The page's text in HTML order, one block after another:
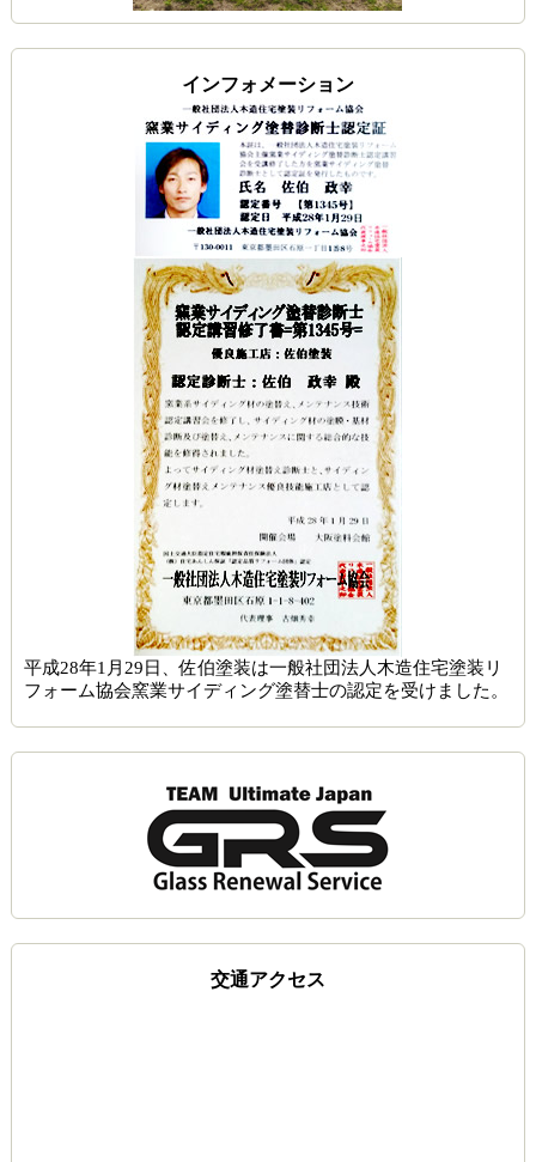
インフォメーション
平成28年1月29日、佐伯塗装は一般社団法人木造住宅塗装リ
フォーム協会窯業サイディング塗替士の認定を受けました。
交通アクセス